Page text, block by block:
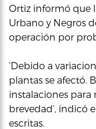
Ortiz informó que
Urbano y Negros
operación por
‘Debido a
plantas se afectó.
instalaciones para
brevedad’, indicó
escritas.